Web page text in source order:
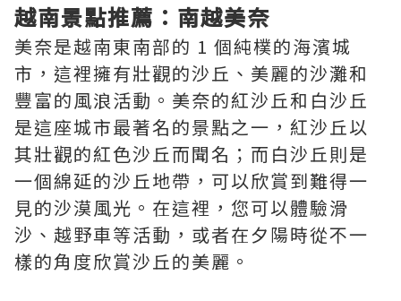
越南景點推薦：南越美奈
美奈是越南東南部的 1 個純樸的海濱城
市，這裡擁有壯觀的沙丘、美麗的沙灘和
豐富的風浪活動。美奈的紅沙丘和白沙丘
是這座城市最著名的景點之一，紅沙丘以
其壯觀的紅色沙丘而聞名；而白沙丘則是
一個綿延的沙丘地帶，可以欣賞到難得一
見的沙漠風光。在這裡，您可以體驗滑
沙、越野車等活動，或者在夕陽時從不一
樣的角度欣賞沙丘的美麗。